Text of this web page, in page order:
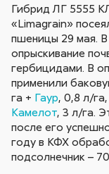
Гибрид ЛГ 5555
«Limagrain»
пшеницы 29 мая.
опрыскивание
гербицидами. В
применили
га + Гаур, 0,8 л/
Камелот, 3 л/га.
после его
году в КФХ
подсолнечник –